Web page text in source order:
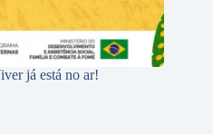
já está no ar!